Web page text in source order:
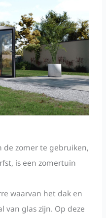
de zomer te gebruiken,
is een zomertuin
waarvan het dak en
van glas zijn. Op deze